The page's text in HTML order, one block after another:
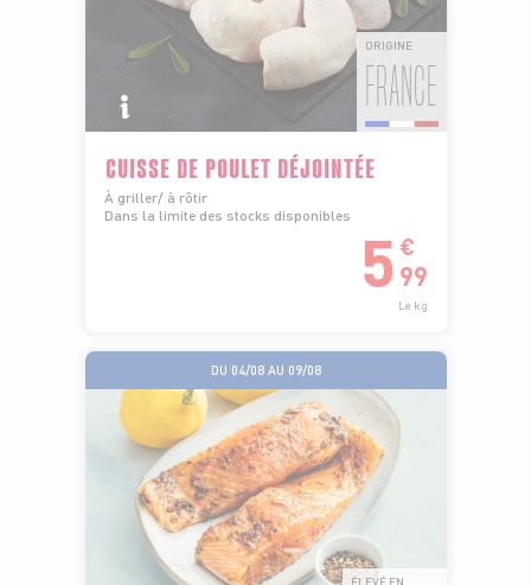
ORIGINE
FRANCE
CUISSE DE POULET DÉJOINTÉE
À griller/ à rôtir
Dans la limite des stocks disponibles
5 €
99
Le kg
DU 04/08 AU 09/08
ÉLEVÉ EN